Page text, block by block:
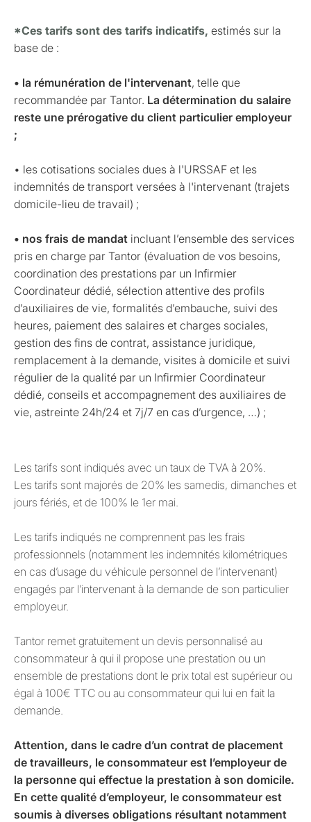
*Ces tarifs sont des tarifs indicatifs, estimés sur la
base de :
• la rémunération de l'intervenant, telle que
recommandée par Tantor. La détermination du salaire
reste une prérogative du client particulier employeur
;
• les cotisations sociales dues à l'URSSAF et les
indemnités de transport versées à l'intervenant (trajets
domicile-lieu de travail) ;
• nos frais de mandat incluant l’ensemble des services
pris en charge par Tantor (évaluation de vos besoins,
coordination des prestations par un Infirmier
Coordinateur dédié, sélection attentive des profils
d’auxiliaires de vie, formalités d’embauche, suivi des
heures, paiement des salaires et charges sociales,
gestion des fins de contrat, assistance juridique,
remplacement à la demande, visites à domicile et suivi
régulier de la qualité par un Infirmier Coordinateur
dédié, conseils et accompagnement des auxiliaires de
vie, astreinte 24h/24 et 7j/7 en cas d’urgence, …) ;
Les tarifs sont indiqués avec un taux de TVA à 20%.
Les tarifs sont majorés de 20% les samedis, dimanches et
jours fériés, et de 100% le 1er mai.
Les tarifs indiqués ne comprennent pas les frais
professionnels (notamment les indemnités kilométriques
en cas d’usage du véhicule personnel de l’intervenant)
engagés par l’intervenant à la demande de son particulier
employeur.
Tantor remet gratuitement un devis personnalisé au
consommateur à qui il propose une prestation ou un
ensemble de prestations dont le prix total est supérieur ou
égal à 100€ TTC ou au consommateur qui lui en fait la
demande.
Attention, dans le cadre d’un contrat de placement
de travailleurs, le consommateur est l’employeur de
la personne qui effectue la prestation à son domicile.
En cette qualité d’employeur, le consommateur est
soumis à diverses obligations résultant notamment